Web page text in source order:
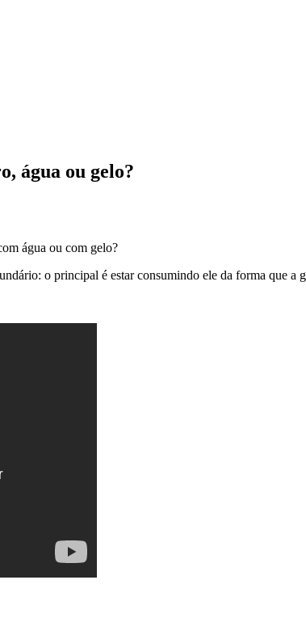
água ou gelo?
água ou com gelo?
o principal é estar consumindo ele da forma que a